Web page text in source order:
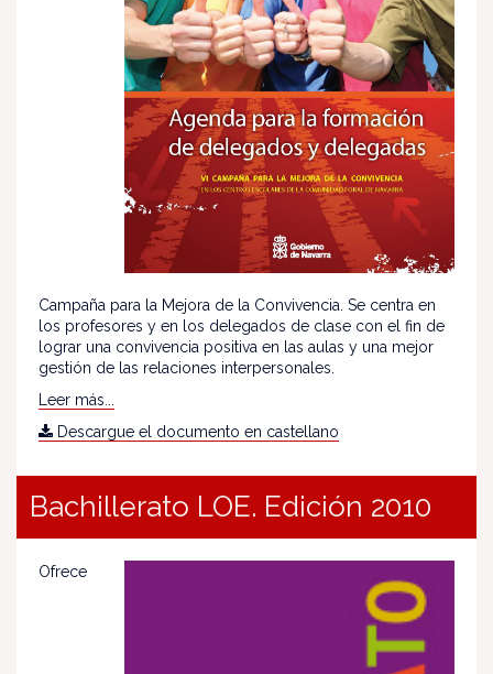
Campaña para la Mejora de la Convivencia. Se centra en
los profesores y en los delegados de clase con el fin de
lograr una convivencia positiva en las aulas y una mejor
gestión de las relaciones interpersonales.
Leer más...
Descargue el documento en castellano
Bachillerato LOE. Edición 2010
Ofrece